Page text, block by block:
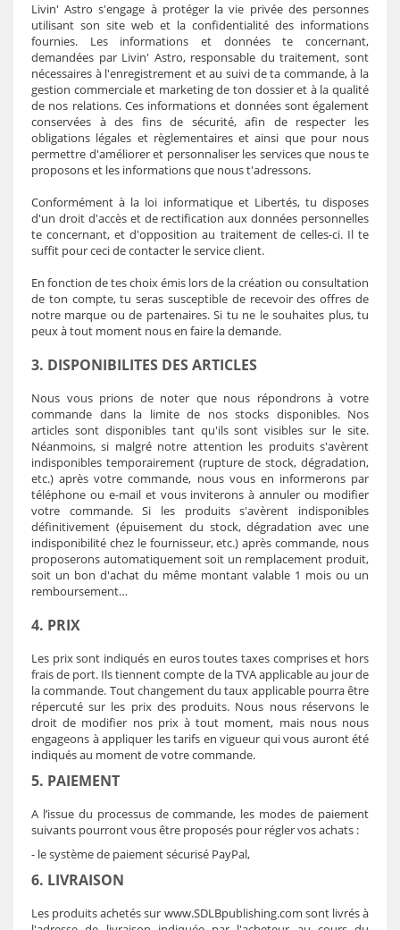
Livin' Astro s'engage à protéger la vie privée des personnes
utilisant son site web et la confidentialité des informations
fournies. Les informations et données te concernant,
demandées par Livin' Astro, responsable du traitement, sont
nécessaires à l'enregistrement et au suivi de ta commande, à la
gestion commerciale et marketing de ton dossier et à la qualité
de nos relations. Ces informations et données sont également
conservées à des fins de sécurité, afin de respecter les
obligations légales et règlementaires et ainsi que pour nous
permettre d'améliorer et personnaliser les services que nous te
proposons et les informations que nous t'adressons.
Conformément à la loi informatique et Libertés, tu disposes
d'un droit d'accès et de rectification aux données personnelles
te concernant, et d'opposition au traitement de celles-ci. Il te
suffit pour ceci de contacter le service client.
En fonction de tes choix émis lors de la création ou consultation
de ton compte, tu seras susceptible de recevoir des offres de
notre marque ou de partenaires. Si tu ne le souhaites plus, tu
peux à tout moment nous en faire la demande.
3. DISPONIBILITES DES ARTICLES
Nous vous prions de noter que nous répondrons à votre
commande dans la limite de nos stocks disponibles. Nos
articles sont disponibles tant qu'ils sont visibles sur le site.
Néanmoins, si malgré notre attention les produits s'avèrent
indisponibles temporairement (rupture de stock, dégradation,
etc.) après votre commande, nous vous en informerons par
téléphone ou e-mail et vous inviterons à annuler ou modifier
votre commande. Si les produits s'avèrent indisponibles
définitivement (épuisement du stock, dégradation avec une
indisponibilité chez le fournisseur, etc.) après commande, nous
proposerons automatiquement soit un remplacement produit,
soit un bon d'achat du même montant valable 1 mois ou un
remboursement…
4. PRIX
Les prix sont indiqués en euros toutes taxes comprises et hors
frais de port. Ils tiennent compte de la TVA applicable au jour de
la commande. Tout changement du taux applicable pourra être
répercuté sur les prix des produits. Nous nous réservons le
droit de modifier nos prix à tout moment, mais nous nous
engageons à appliquer les tarifs en vigueur qui vous auront été
indiqués au moment de votre commande.
5. PAIEMENT
A l’issue du processus de commande, les modes de paiement
suivants pourront vous être proposés pour régler vos achats :
- le système de paiement sécurisé PayPal,
6. LIVRAISON
Les produits achetés sur www.SDLBpublishing.com sont livrés à